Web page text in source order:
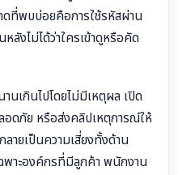
ที่พบบ่อยคือการใช้รหัสผ่าน
ลังไม่ได้ว่าใครเข้าดูหรือคัด
นเกินไปโดยไม่มีเหตุผล เปิด
อดภัย หรือส่งคลิปเหตุการณ์ให้
ลายเป็นความเสี่ยงทั้งด้าน
พาะองค์กรที่มีลูกค้า พนักงาน